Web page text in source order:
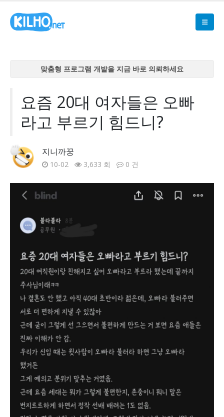
맞춤형 프로그램 개발을 지금 바로 의뢰하세요
맞춤형 프로그램 개발을 지금 바로 의뢰하세요
맞춤형 프로그램 개발을 지금 바로 의뢰하세요
맞춤형 프로그램 개발을 지금 바로 의뢰하세요
요즘 20대 여자들은 오빠
라고 부르기 힘드니?
지니까꿍
10-02 3,633 회 0 건